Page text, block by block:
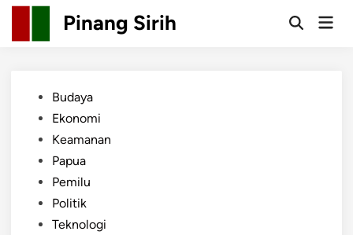
Skip
content
Pinang Sirih
OpenMain
PostedBudaya
Ekonomi
Keamanan
Papua
Pemilu
Politik
Teknologi